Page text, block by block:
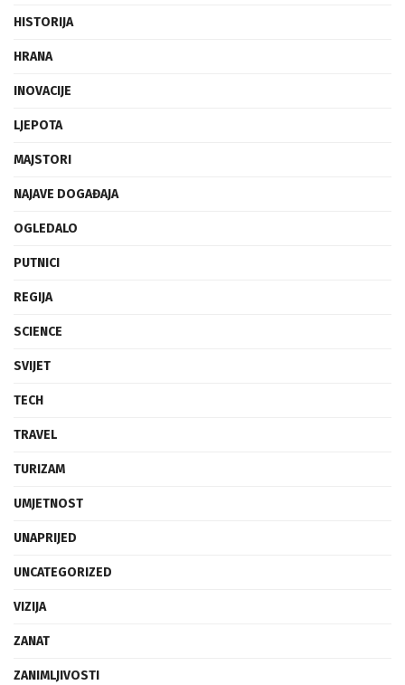
HISTORIJA
HRANA
INOVACIJE
LJEPOTA
MAJSTORI
NAJAVE DOGAĐAJA
OGLEDALO
PUTNICI
REGIJA
SCIENCE
SVIJET
TECH
TRAVEL
TURIZAM
UMJETNOST
UNAPRIJED
UNCATEGORIZED
VIZIJA
ZANAT
ZANIMLJIVOSTI